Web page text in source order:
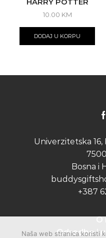
HARRY POTTER
10.00 KM
DODAJ U KORPU
Univerzitetska
Bosna i
+387
Odredbe i
Naša web stranica koristi